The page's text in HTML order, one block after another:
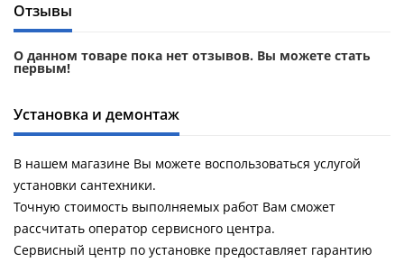
Отзывы
О данном товаре пока нет отзывов. Вы можете стать
первым!
Установка и демонтаж
В нашем магазине Вы можете воспользоваться услугой
установки сантехники.
Точную стоимость выполняемых работ Вам сможет
рассчитать оператор сервисного центра.
Сервисный центр по установке предоставляет гарантию